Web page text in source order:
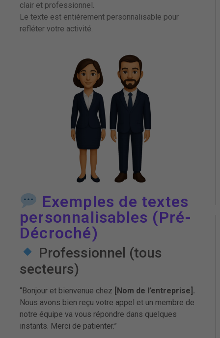
clair et professionnel.
Le texte est entièrement personnalisable pour
refléter votre activité.
Exemples de textes
personnalisables (Pré-
Décroché)
Professionnel (tous
secteurs)
“Bonjour et bienvenue chez [Nom de l’entreprise].
Nous avons bien reçu votre appel et un membre de
notre équipe va vous répondre dans quelques
instants. Merci de patienter.”